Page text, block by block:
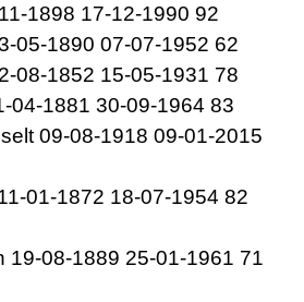
1898 17-12-1990 92
05-1890 07-07-1952 62
08-1852 15-05-1931 78
04-1881 30-09-1964 83
09-08-1918 09-01-2015
01-1872 18-07-1954 82
19-08-1889 25-01-1961 71